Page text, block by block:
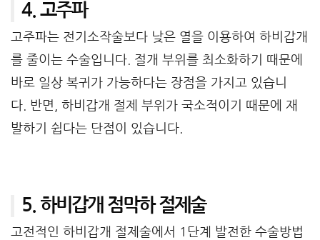
4. 고주파
고주파는 전기소작술보다 낮은 열을 이용하여 하비갑개
를 줄이는 수술입니다. 절개 부위를 최소화하기 때문에
바로 일상 복귀가 가능하다는 장점을 가지고 있습니
다. 반면, 하비갑개 절제 부위가 국소적이기 때문에 재
발하기 쉽다는 단점이 있습니다.
5. 하비갑개 점막하 절제술
고전적인 하비갑개 절제술에서 1단계 발전한 수술방법